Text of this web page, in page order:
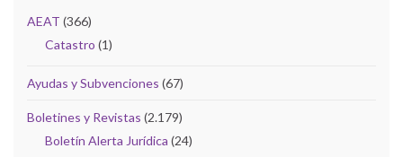
AEAT (366)
Catastro (1)
Ayudas y Subvenciones (67)
Boletines y Revistas (2.179)
Boletín Alerta Jurídica (24)